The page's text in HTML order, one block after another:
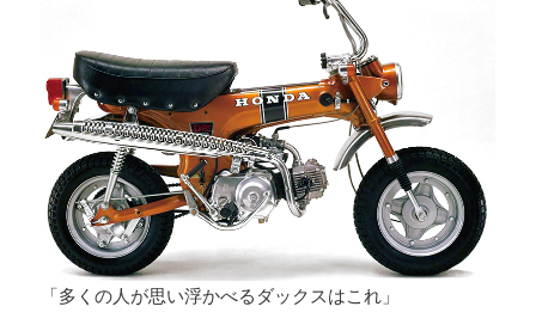
「多くの人が思い浮かべるダックスはこれ」